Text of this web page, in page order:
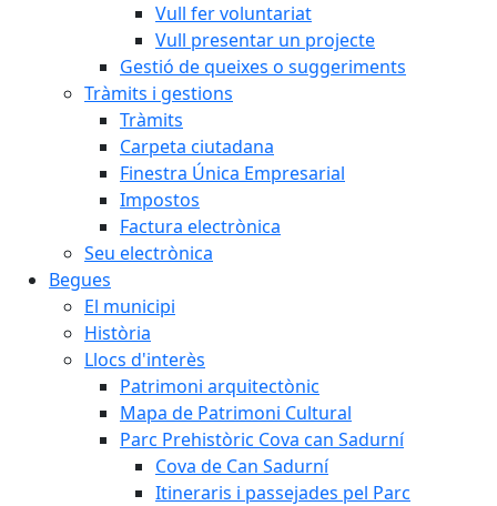
Vull fer voluntariat
Vull presentar un projecte
Gestió de queixes o suggeriments
Tràmits i gestions
Tràmits
Carpeta ciutadana
Finestra Única Empresarial
Impostos
Factura electrònica
Seu electrònica
Begues
El municipi
Història
Llocs d'interès
Patrimoni arquitectònic
Mapa de Patrimoni Cultural
Parc Prehistòric Cova can Sadurní
Cova de Can Sadurní
Itineraris i passejades pel Parc